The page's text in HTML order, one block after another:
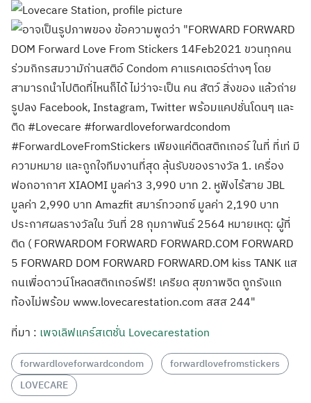
ที่มา : เพจเลิฟแคร์สเตชั่น Lovecarestation
forwardloveforwardcondom
forwardlovefromstickers
LOVECARE